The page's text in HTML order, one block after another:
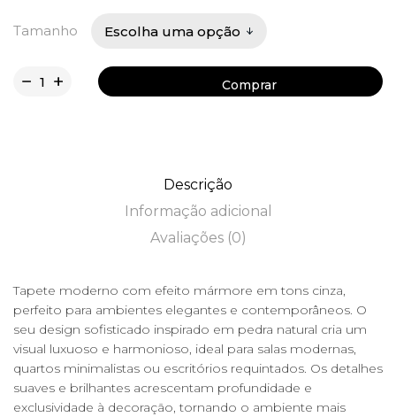
Tamanho
Comprar
Descrição
Informação adicional
Avaliações (0)
Tapete moderno com efeito mármore em tons cinza,
perfeito para ambientes elegantes e contemporâneos. O
seu design sofisticado inspirado em pedra natural cria um
visual luxuoso e harmonioso, ideal para salas modernas,
quartos minimalistas ou escritórios requintados. Os detalhes
suaves e brilhantes acrescentam profundidade e
exclusividade à decoração, tornando o ambiente mais